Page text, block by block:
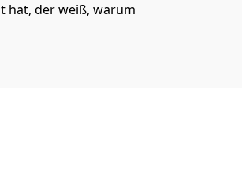
hat, der weiß, warum